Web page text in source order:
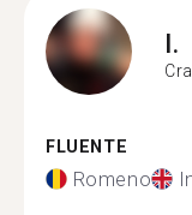
I.
FLUENTE
Romeno